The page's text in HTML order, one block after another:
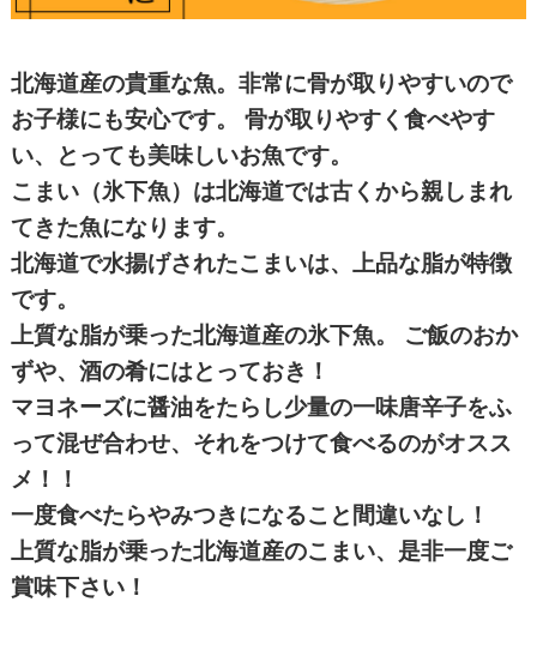
北海道産の貴重な魚。非常に骨が取りやすいので
お子様にも安心です。 骨が取りやすく食べやす
い、とっても美味しいお魚です。
こまい（氷下魚）は北海道では古くから親しまれ
てきた魚になります。
北海道で水揚げされたこまいは、上品な脂が特徴
です。
上質な脂が乗った北海道産の氷下魚。 ご飯のおか
ずや、酒の肴にはとっておき！
マヨネーズに醤油をたらし少量の一味唐辛子をふ
って混ぜ合わせ、それをつけて食べるのがオスス
メ！！
一度食べたらやみつきになること間違いなし！
上質な脂が乗った北海道産のこまい、是非一度ご
賞味下さい！